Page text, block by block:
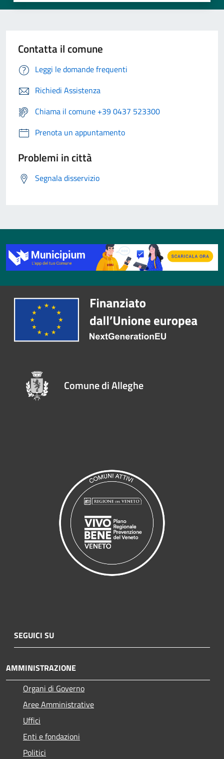
Contatta il comune
Leggi le domande frequenti
Richiedi Assistenza
Chiama il comune +39 0437 523300
Prenota un appuntamento
Problemi in città
Segnala disservizio
Comune di Alleghe
SEGUICI SU
AMMINISTRAZIONE
Organi di Governo
Aree Amministrative
Uffici
Enti e fondazioni
Politici